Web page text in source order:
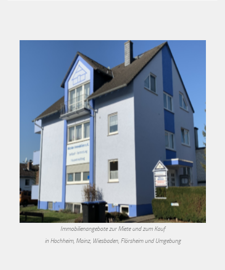
Immobilienangebote zur Miete und zum Kauf
in Hochheim, Mainz, Wiesbaden, Flörsheim und Umgebung